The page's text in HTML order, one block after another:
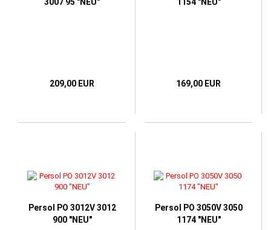
209,00 EUR 169,00 EUR
Persol PO 3012V 3012
900 "NEU"
Persol PO 3050V 3050
1174 "NEU"